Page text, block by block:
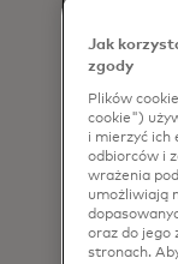
Łączymy
ludzkim
Jak
zgody
Plików
cookie")
i mierzyć ich
odbiorców i
wrażenia
umożliwiają
oraz do jego
stronach.